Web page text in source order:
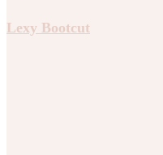
Lexy Bootcut